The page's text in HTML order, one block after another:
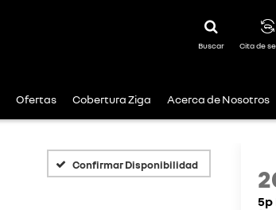
Buscar Cita de
Ofertas Cobertura Ziga Acerca de Nosotros
Confirmar Disponibilidad
5p